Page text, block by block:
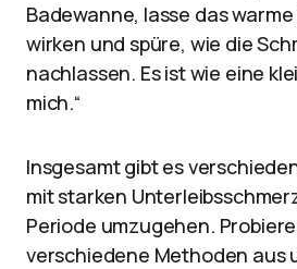
Badewanne, lasse das
wirken und spüre, wie die
nachlassen. Es ist wie eine
mich.“
Insgesamt gibt es
mit starken
Periode umzugehen.
verschiedene Methoden aus